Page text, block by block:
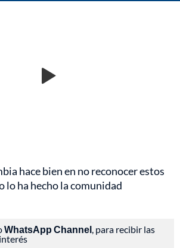
hace bien en no reconocer estos
lo ha hecho la comunidad
WhatsApp Channel , para recibir las